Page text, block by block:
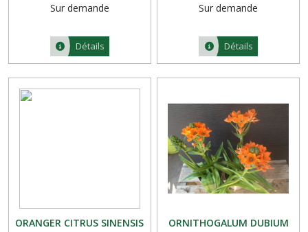
Sur demande
Détails
Sur demande
Détails
ORANGER CITRUS SINENSIS ORNITHOGALUM DUBIUM